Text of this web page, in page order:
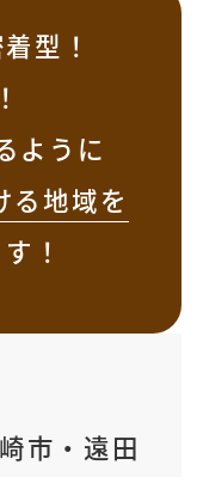
型！
ように
る地域を
！
市 ・ 遠田